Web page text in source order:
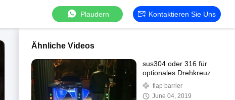
Plaudern Kontaktieren Sie Uns
Ähnliche Videos
sus304 oder 316 für
optionales Drehkreuz
mit Klappensperre
flap barrier
June 04, 2019